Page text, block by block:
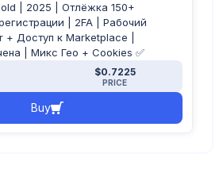
old | 2025 | Отлёжка 150+
| 2FA | Рабочий
+ Доступ к Marketplace |
| Микс Гео + Cookies ✅
$0.7225
PRICE
Buy